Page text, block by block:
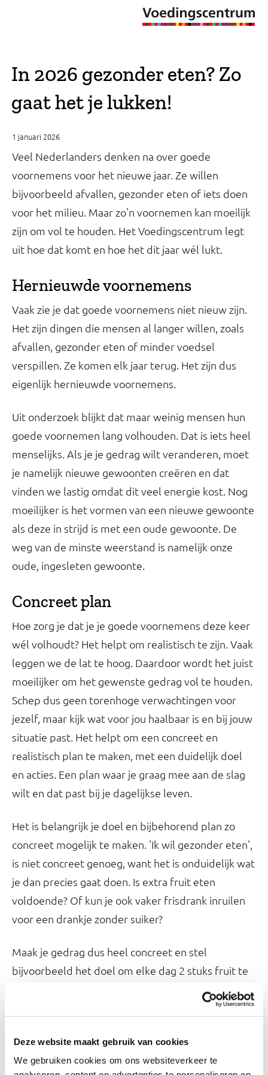
Deze website maakt gebruik van cookies
We gebruiken cookies om ons websiteverkeer te
In 2026 gezonder eten? Zo
gaat het je lukken!
1 januari 2026
Veel Nederlanders denken na over goede
voornemens voor het nieuwe jaar. Ze willen
bijvoorbeeld afvallen, gezonder eten of iets doen
voor het milieu. Maar zo'n voornemen kan moeilijk
zijn om vol te houden. Het Voedingscentrum legt
uit hoe dat komt en hoe het dit jaar wél lukt.
Hernieuwde voornemens
Vaak zie je dat goede voornemens niet nieuw zijn.
Het zijn dingen die mensen al langer willen, zoals
afvallen, gezonder eten of minder voedsel
verspillen. Ze komen elk jaar terug. Het zijn dus
eigenlijk hernieuwde voornemens.
Uit onderzoek blijkt dat maar weinig mensen hun
goede voornemen lang volhouden. Dat is iets heel
menselijks. Als je je gedrag wilt veranderen, moet
je namelijk nieuwe gewoonten creëren en dat
vinden we lastig omdat dit veel energie kost. Nog
moeilijker is het vormen van een nieuwe gewoonte
als deze in strijd is met een oude gewoonte. De
weg van de minste weerstand is namelijk onze
oude, ingesleten gewoonte.
Concreet plan
Hoe zorg je dat je je goede voornemens deze keer
wél volhoudt? Het helpt om realistisch te zijn. Vaak
leggen we de lat te hoog. Daardoor wordt het juist
moeilijker om het gewenste gedrag vol te houden.
Schep dus geen torenhoge verwachtingen voor
jezelf, maar kijk wat voor jou haalbaar is en bij jouw
situatie past. Het helpt om een concreet en
realistisch plan te maken, met een duidelijk doel
en acties. Een plan waar je graag mee aan de slag
wilt en dat past bij je dagelijkse leven.
Het is belangrijk je doel en bijbehorend plan zo
concreet mogelijk te maken. 'Ik wil gezonder eten',
is niet concreet genoeg, want het is onduidelijk wat
je dan precies gaat doen. Is extra fruit eten
voldoende? Of kun je ook vaker frisdrank inruilen
voor een drankje zonder suiker?
Maak je gedrag dus heel concreet en stel
bijvoorbeeld het doel om elke dag 2 stuks fruit te
eten, om 10.00 uur en 16.00 uur. Of om een keer
per dag een glas frisdrank te vervangen door een
moment.